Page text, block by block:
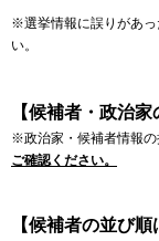
※選挙情報に誤りがあ
い。
【候補者・政治家
※政治家・候補者情報の
ご確認ください。
【候補者の並び